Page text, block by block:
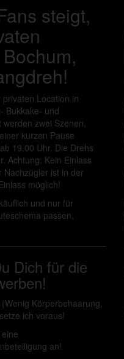
steigt,
Location in
Bukkake- und
zwei Szenen,
kurzen Pause
19.00 Uhr. Die Drehs
Achtung: Kein Einlass
ist in der
möglich!
und nur für
passen,
Dich für die
Körperbehaarung,
ich voraus!
an!